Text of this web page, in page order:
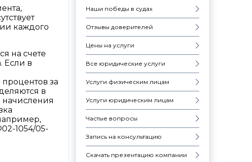
Наши победы в судах
Отзывы доверителей
Цены на услуги
Все юридические услуги
Услуги физическим лицам
Услуги юридическим лицам
Частые вопросы
Запись на консультацию
Скачать презентацию компании
каждого
на счете
Если в
за
в
начисления
1054/05-